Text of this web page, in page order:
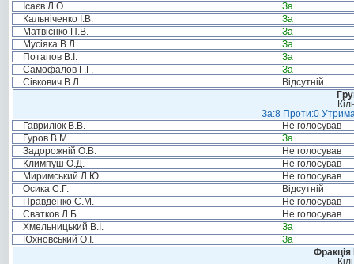
Ісаєв Л.О.
За
Кальніченко І.В.
За
Матвієнко П.В.
За
Мусіяка В.Л.
За
Потапов В.І.
За
Самофалов Г.Г.
За
Сівкович В.Л.
Відсутній
За:8 Проти:0
Гаврилюк В.В.
Не голосував
Гуров В.М.
За
Задорожній О.В.
Не голосував
Климпуш О.Д.
Не голосував
Миримський Л.Ю.
Не голосував
Осика С.Г.
Відсутній
Правденко С.М.
Не голосував
Сватков Л.Б.
Не голосував
Хмельницький В.І.
За
Юхновський О.І.
За